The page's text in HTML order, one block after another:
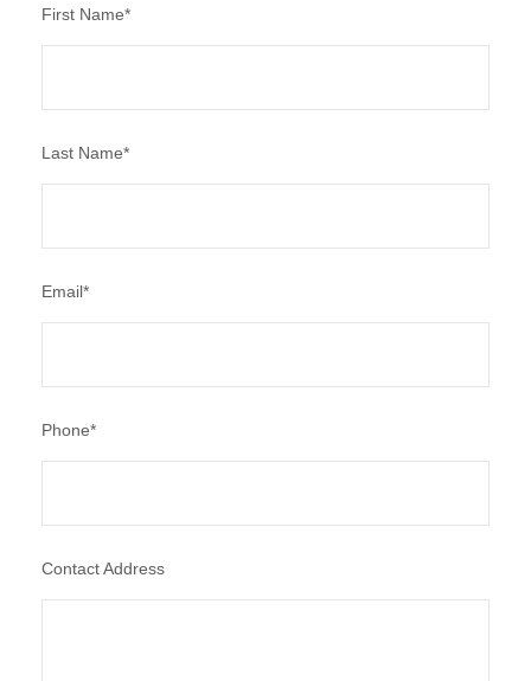
First Name*
Last Name*
Email*
Phone*
Contact Address